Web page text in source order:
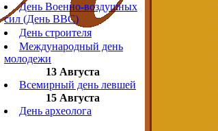
День Военно-воздушных
сил (День ВВС)
День строителя
Международный день
молодежи
13 Августа
Всемирный день левшей
15 Августа
День археолога